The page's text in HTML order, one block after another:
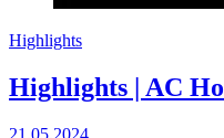
Highlights
Highlights | AC